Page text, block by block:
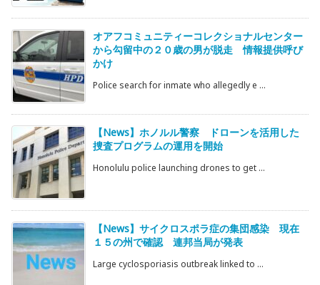
オアフコミュニティーコレクショナルセンター
から勾留中の２０歳の男が脱走 情報提供呼び
かけ
Police search for inmate who allegedly e ...
【News】ホノルル警察 ドローンを活用した
捜査プログラムの運用を開始
Honolulu police launching drones to get ...
【News】サイクロスポラ症の集団感染 現在
１５の州で確認 連邦当局が発表
Large cyclosporiasis outbreak linked to ...